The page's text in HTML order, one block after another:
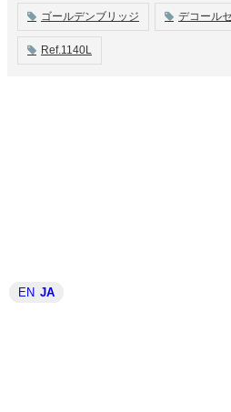
ゴールデンブリッジ デコール
Ref.1140L
EN JA